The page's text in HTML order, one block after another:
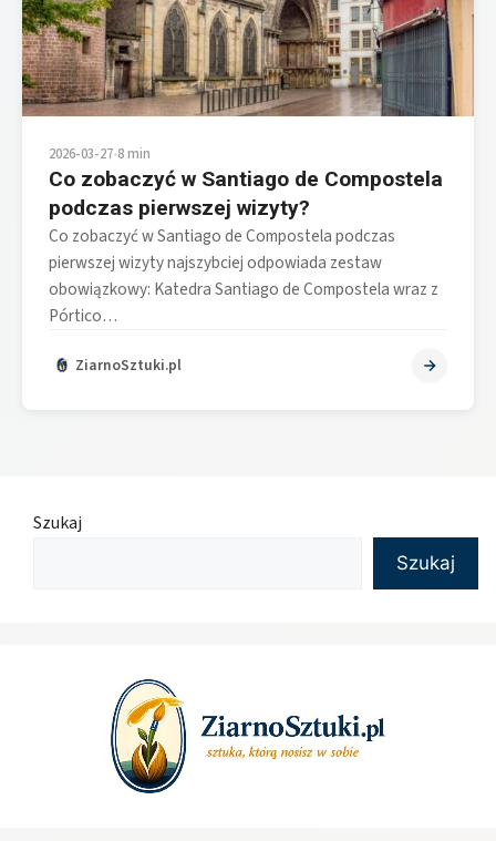
2026-03-27•8 min
Co zobaczyć w Santiago de Compostela
podczas pierwszej wizyty?
Co zobaczyć w Santiago de Compostela podczas
pierwszej wizyty najszybciej odpowiada zestaw
obowiązkowy: Katedra Santiago de Compostela wraz z
Pórtico…
ZiarnoSztuki.pl
Szukaj
Szukaj